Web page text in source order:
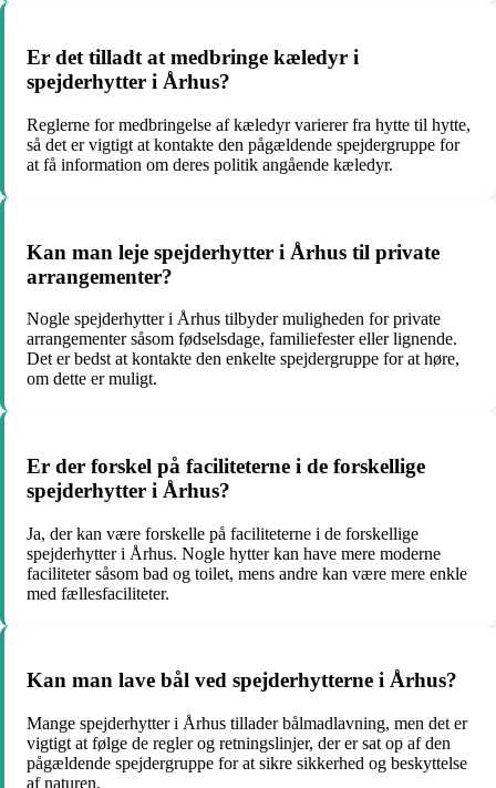
Er det tilladt at medbringe kæledyr i
spejderhytter i Århus?
Reglerne for medbringelse af kæledyr varierer fra hytte til hytte,
så det er vigtigt at kontakte den pågældende spejdergruppe for
at få information om deres politik angående kæledyr.
Kan man leje spejderhytter i Århus til private
arrangementer?
Nogle spejderhytter i Århus tilbyder muligheden for private
arrangementer såsom fødselsdage, familiefester eller lignende.
Det er bedst at kontakte den enkelte spejdergruppe for at høre,
om dette er muligt.
Er der forskel på faciliteterne i de forskellige
spejderhytter i Århus?
Ja, der kan være forskelle på faciliteterne i de forskellige
spejderhytter i Århus. Nogle hytter kan have mere moderne
faciliteter såsom bad og toilet, mens andre kan være mere enkle
med fællesfaciliteter.
Kan man lave bål ved spejderhytterne i Århus?
Mange spejderhytter i Århus tillader bålmadlavning, men det er
vigtigt at følge de regler og retningslinjer, der er sat op af den
pågældende spejdergruppe for at sikre sikkerhed og beskyttelse
af naturen.